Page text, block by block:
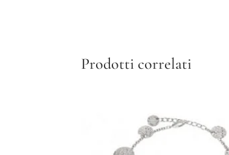
Prodotti correlati